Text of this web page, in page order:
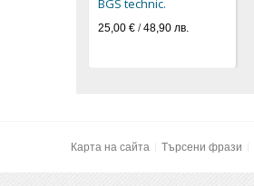
BGS technic.
25,00 €/48,90 лв.
Карта на сайта Търсени фрази